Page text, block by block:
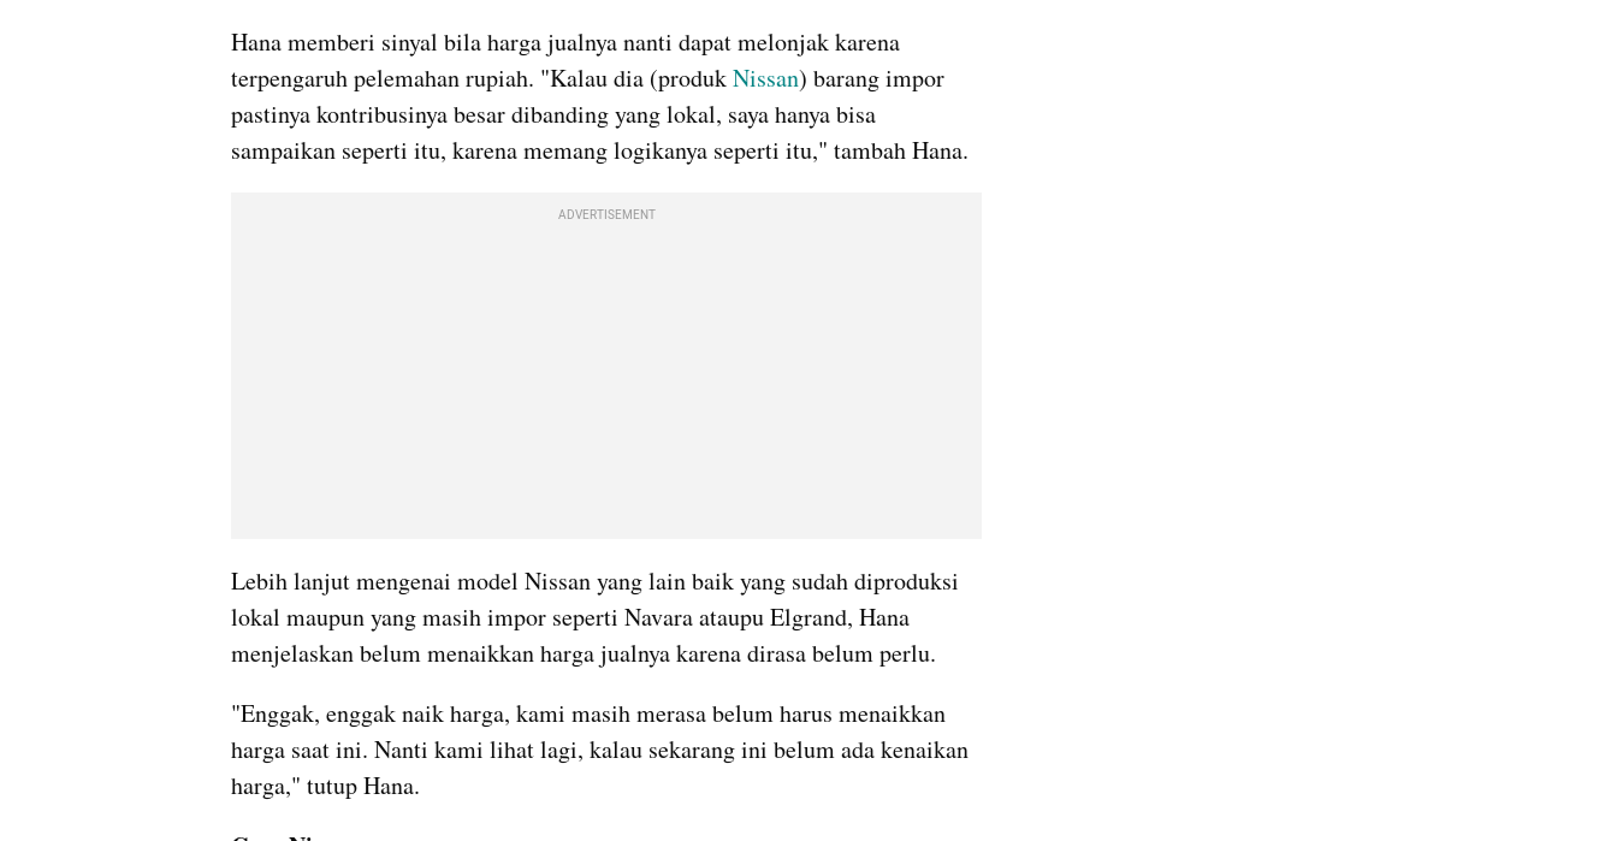
Hana memberi sinyal bila harga jualnya nanti dapat melonjak karena
terpengaruh pelemahan rupiah. "Kalau dia (produk Nissan) barang impor
pastinya kontribusinya besar dibanding yang lokal, saya hanya bisa
sampaikan seperti itu, karena memang logikanya seperti itu," tambah Hana.
ADVERTISEMENT
Lebih lanjut mengenai model Nissan yang lain baik yang sudah diproduksi
lokal maupun yang masih impor seperti Navara ataupu Elgrand, Hana
menjelaskan belum menaikkan harga jualnya karena dirasa belum perlu.
"Enggak, enggak naik harga, kami masih merasa belum harus menaikkan
harga saat ini. Nanti kami lihat lagi, kalau sekarang ini belum ada kenaikan
harga," tutup Hana.